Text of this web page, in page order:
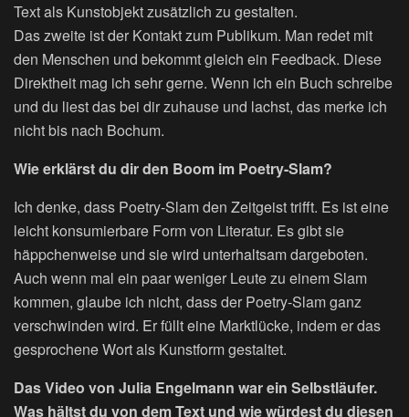
Text als Kunstobjekt zusätzlich zu gestalten.
Das zweite ist der Kontakt zum Publikum. Man redet mit
den Menschen und bekommt gleich ein Feedback. Diese
Direktheit mag ich sehr gerne. Wenn ich ein Buch schreibe
und du liest das bei dir zuhause und lachst, das merke ich
nicht bis nach Bochum.
Wie erklärst du dir den Boom im Poetry-Slam?
Ich denke, dass Poetry-Slam den Zeitgeist trifft. Es ist eine
leicht konsumierbare Form von Literatur. Es gibt sie
häppchenweise und sie wird unterhaltsam dargeboten.
Auch wenn mal ein paar weniger Leute zu einem Slam
kommen, glaube ich nicht, dass der Poetry-Slam ganz
verschwinden wird. Er füllt eine Marktlücke, indem er das
gesprochene Wort als Kunstform gestaltet.
Das Video von Julia Engelmann war ein Selbstläufer.
Was hältst du von dem Text und wie würdest du diesen